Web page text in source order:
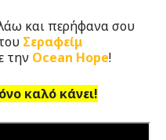
και περήφανα σου
Σεραφείμ
την Ocean Hope!
καλό κάνει!